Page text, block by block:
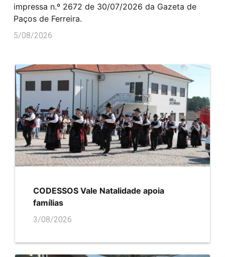
impressa n.º 2672 de 30/07/2026 da Gazeta de
Paços de Ferreira.
5/08/2026
CODESSOS Vale Natalidade apoia
famílias
3/08/2026